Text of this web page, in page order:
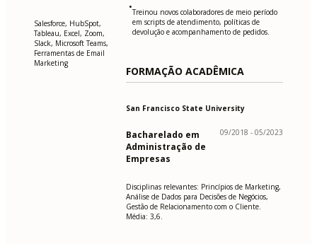
Salesforce, HubSpot,
Tableau, Excel, Zoom,
Slack, Microsoft Teams,
Ferramentas de Email
Marketing
•Treinou novos colaboradores de meio período
em scripts de atendimento, políticas de
devolução e acompanhamento de pedidos.
FORMAÇÃO ACADÊMICA
San Francisco State University
Bacharelado em
Administração de
Empresas
09/2018 - 05/2023
Disciplinas relevantes: Princípios de Marketing,
Análise de Dados para Decisões de Negócios,
Gestão de Relacionamento com o Cliente.
Média: 3,6.